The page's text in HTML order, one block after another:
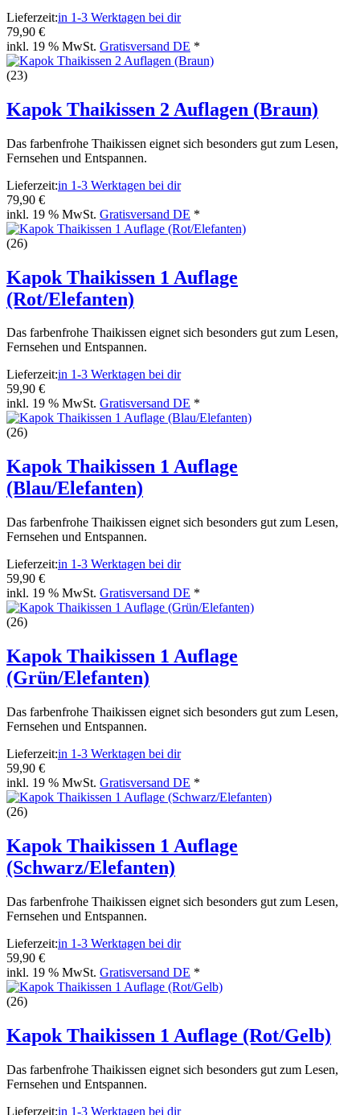
Lieferzeit:in 1-3 Werktagen bei dir
79,90 €
inkl. 19 % MwSt. Gratisversand DE *
(23)
Kapok Thaikissen 2 Auflagen (Braun)
Das farbenfrohe Thaikissen eignet sich besonders gut zum Lesen,
Fernsehen und Entspannen.
Lieferzeit:in 1-3 Werktagen bei dir
79,90 €
inkl. 19 % MwSt. Gratisversand DE *
(26)
Kapok Thaikissen 1 Auflage
(Rot/Elefanten)
Das farbenfrohe Thaikissen eignet sich besonders gut zum Lesen,
Fernsehen und Entspannen.
Lieferzeit:in 1-3 Werktagen bei dir
59,90 €
inkl. 19 % MwSt. Gratisversand DE *
(26)
Kapok Thaikissen 1 Auflage
(Blau/Elefanten)
Das farbenfrohe Thaikissen eignet sich besonders gut zum Lesen,
Fernsehen und Entspannen.
Lieferzeit:in 1-3 Werktagen bei dir
59,90 €
inkl. 19 % MwSt. Gratisversand DE *
(26)
Kapok Thaikissen 1 Auflage
(Grün/Elefanten)
Das farbenfrohe Thaikissen eignet sich besonders gut zum Lesen,
Fernsehen und Entspannen.
Lieferzeit:in 1-3 Werktagen bei dir
59,90 €
inkl. 19 % MwSt. Gratisversand DE *
(26)
Kapok Thaikissen 1 Auflage
(Schwarz/Elefanten)
Das farbenfrohe Thaikissen eignet sich besonders gut zum Lesen,
Fernsehen und Entspannen.
Lieferzeit:in 1-3 Werktagen bei dir
59,90 €
inkl. 19 % MwSt. Gratisversand DE *
(26)
Kapok Thaikissen 1 Auflage (Rot/Gelb)
Das farbenfrohe Thaikissen eignet sich besonders gut zum Lesen,
Fernsehen und Entspannen.
Lieferzeit:in 1-3 Werktagen bei dir